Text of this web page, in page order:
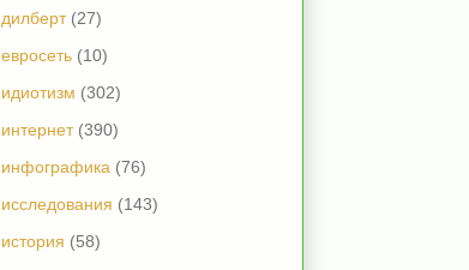
дилберт (27)
евросеть (10)
идиотизм (302)
интернет (390)
инфографика (76)
исследования (143)
история (58)